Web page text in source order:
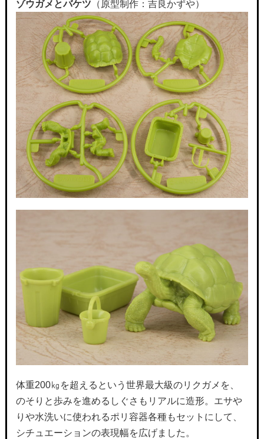
ゾウガメとバケツ （原型制作：吉良かずや）
体重200㎏を超えるという世界最大級のリクガメを、
のそりと歩みを進めるしぐさもリアルに造形。エサや
りや水洗いに使われるポリ容器各種もセットにして、
シチュエーションの表現幅を広げました。